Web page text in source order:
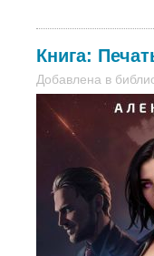
Книга:
Добавлена в